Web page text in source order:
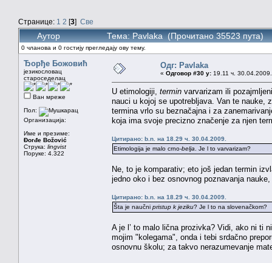
Странице: 1 2 [3] Све
Аутор Тема: Pavlaka (Прочитано 35523 пута)
0 чланова и 0 гостију прегледају ову тему.
Ђорђе Божовић
језикословац
староседелац
Ван мреже
Пол:
Организација:
Име и презиме:
Đorđe Božović
Струка: lingvist
Поруке: 4.322
Одг: Pavlaka
« Одговор #30 у: 19.11 ч.
U etimologiji, termin varvarizam ili
nauci u kojoj se upotrebljava. Van te nauke,
termina vrlo su beznačajna i za
koja ima svoje precizno značenje za njen
Цитирано: b.n. на 18.29 ч. 30.04.2009.
Etimologija je malo crno-belja . Je l to varvarizam?
Ne, to je komparativ; eto još jedan termin
jedno oko i bez osnovnog poznavanja
Цитирано: b.n. на 18.29 ч. 30.04.2009.
Šta je naučni pristup k jeziku? Je l to na slovenačkom?
A je l’ to malo lična prozivka? Vidi, ako ni ti
mojim "kolegama", onda i tebi srdačno
osnovnu školu; za takvo nerazumevanje